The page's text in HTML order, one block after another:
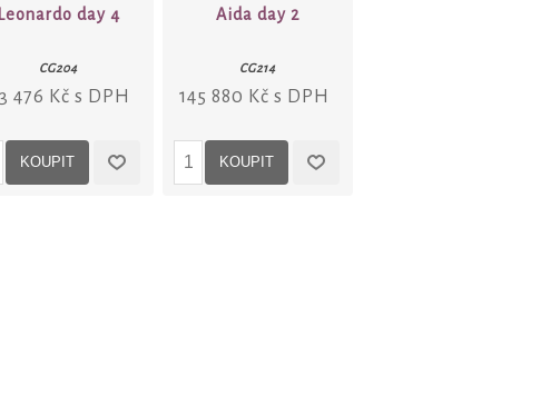
Leonardo day 4
CG204
476 Kč s DPH
Aida day 2
CG214
145 880 Kč s DPH